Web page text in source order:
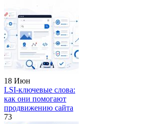
18 Июн
LSI-ключевые слова:
как они помогают
продвижению сайта
73